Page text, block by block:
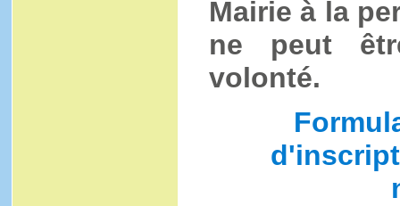
Mairie à la
ne peut
volonté.